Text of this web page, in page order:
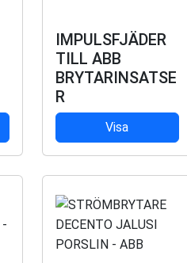
IMPULSFJÄDER
TILL ABB
BRYTARINSATSE
R
Visa